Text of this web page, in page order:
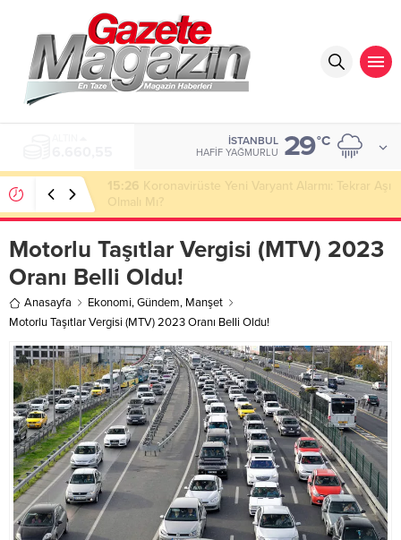
İSTANBUL
HAFIF YAĞMURLU 29°C
15:26 Koronavirüste Yeni Varyant Alarmı: Tekrar Aşı
Olmalı Mı?
Motorlu Taşıtlar Vergisi (MTV) 2023
Oranı Belli Oldu!
Anasayfa Ekonomi,Gündem, Manşet
Motorlu Taşıtlar Vergisi (MTV) 2023 Oranı Belli Oldu!